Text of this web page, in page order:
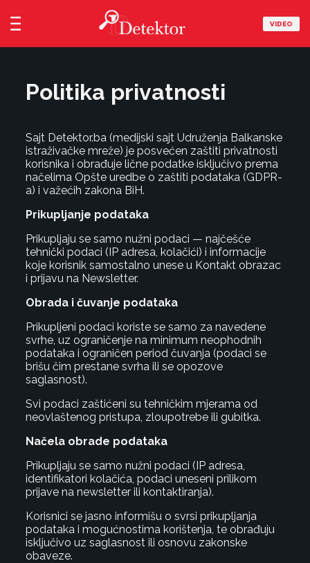
VIDEO
Politika privatnosti
Sajt Detektor.ba (medijski sajt Udruženja Balkanske
istraživačke mreže) je posvećen zaštiti privatnosti
korisnika i obrađuje lične podatke isključivo prema
načelima Opšte uredbe o zaštiti podataka (GDPR-
a) i važećih zakona BiH.
Prikupljanje podataka
Prikupljaju se samo nužni podaci — najčešće
tehnički podaci (IP adresa, kolačići) i informacije
koje korisnik samostalno unese u Kontakt obrazac
i prijavu na Newsletter.
Obrada i čuvanje podataka
Prikupljeni podaci koriste se samo za navedene
svrhe, uz ograničenje na minimum neophodnih
podataka i ograničen period čuvanja (podaci se
brišu čim prestane svrha ili se opozove
saglasnost).
Svi podaci zaštićeni su tehničkim mjerama od
neovlaštenog pristupa, zloupotrebe ili gubitka.
Načela obrade podataka
Prikupljaju se samo nužni podaci (IP adresa,
identifikatori kolačića, podaci uneseni prilikom
prijave na newsletter ili kontaktiranja).
Korisnici se jasno informišu o svrsi prikupljanja
podataka i mogućnostima korištenja, te obrađuju
isključivo uz saglasnost ili osnovu zakonske
obaveze.